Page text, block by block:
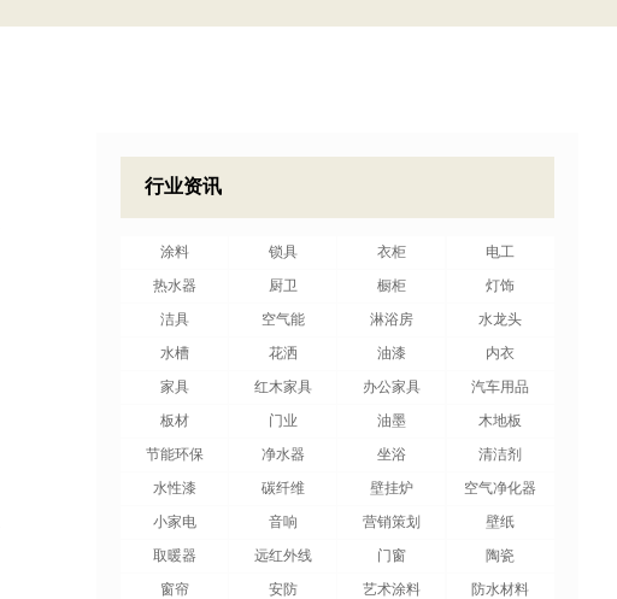
行业资讯
涂料 锁具 衣柜
电工
热水器
厨卫 橱柜
灯饰
洁具
空气能 淋浴房
水龙头
水槽
花洒 油漆
内衣
家具
红木家具 办公家具
汽车用品
板材
门业 油墨
木地板
节能环保
净水器 坐浴
清洁剂
水性漆
碳纤维 壁挂炉
空气净化器
小家电
音响 营销策划
壁纸
取暖器
远红外线 门窗
陶瓷
窗帘
安防 艺术涂料
防水材料